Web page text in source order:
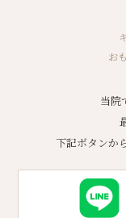
お
当院
下記ボタンか